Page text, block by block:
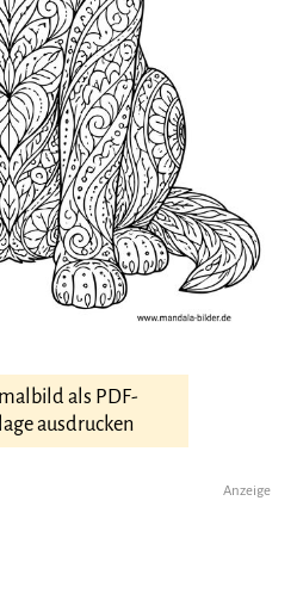
als PDF-
ausdrucken
Anzeige